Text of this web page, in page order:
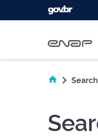
Search